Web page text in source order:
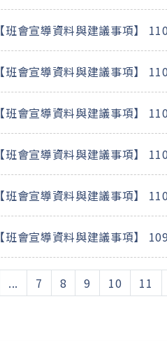
【班會宣導資料與建議事項】
【班會宣導資料與建議事項】
【班會宣導資料與建議事項】
【班會宣導資料與建議事項】
【班會宣導資料與建議事項】
【班會宣導資料與建議事項】
... 7 8 9 10 11